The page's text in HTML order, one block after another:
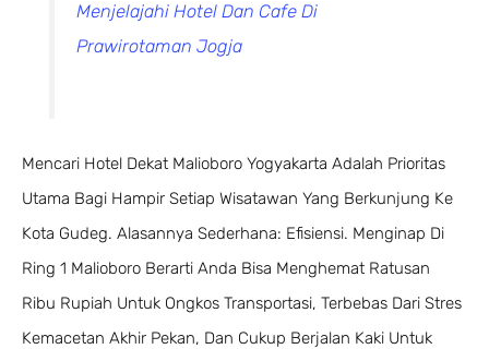
Menjelajahi Hotel Dan Cafe Di
Prawirotaman Jogja
Mencari Hotel Dekat Malioboro Yogyakarta Adalah Prioritas
Utama Bagi Hampir Setiap Wisatawan Yang Berkunjung Ke
Kota Gudeg. Alasannya Sederhana: Efisiensi. Menginap Di
Ring 1 Malioboro Berarti Anda Bisa Menghemat Ratusan
Ribu Rupiah Untuk Ongkos Transportasi, Terbebas Dari Stres
Kemacetan Akhir Pekan, Dan Cukup Berjalan Kaki Untuk